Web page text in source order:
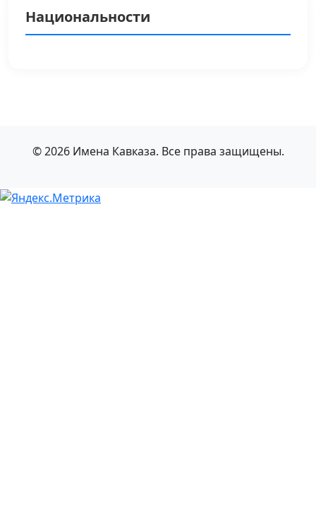
Национальности
© 2026 Имена Кавказа. Все права защищены.